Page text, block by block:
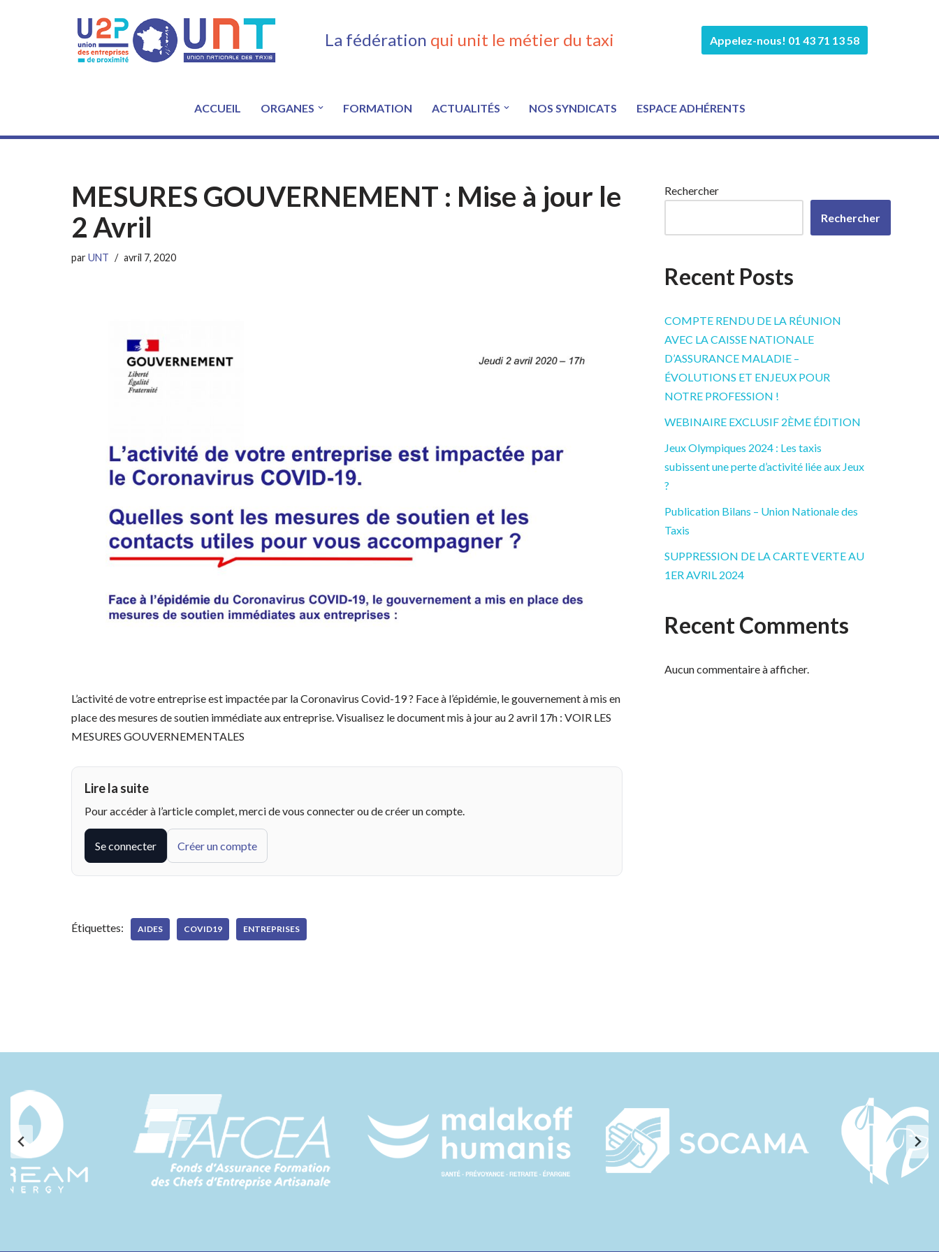
La fédération qui unit le métier du taxi Appelez-nous! 01 43 71 13 58
ACCUEIL ORGANES FORMATION ACTUALITÉS NOS SYNDICATS ESPACE ADHÉRENTS
MESURES GOUVERNEMENT : Mise à jour le
2 Avril
parUNT avril 7, 2020
L’activité de votre entreprise est impactée par la Coronavirus Covid-19 ? Face à l’épidémie, le gouvernement à mis en
place des mesures de soutien immédiate aux entreprise. Visualisez le document mis à jour au 2 avril 17h : VOIR LES
MESURES GOUVERNEMENTALES
Lire la suite
Pour accéder à l’article complet, merci de vous connecter ou de créer un compte.
Se connecter Créer un compte
Étiquettes: AIDES COVID19 ENTREPRISES
Rechercher
Rechercher
Recent Posts
COMPTE RENDU DE LA RÉUNION
AVEC LA CAISSE NATIONALE
D’ASSURANCE MALADIE –
ÉVOLUTIONS ET ENJEUX POUR
NOTRE PROFESSION !
WEBINAIRE EXCLUSIF 2ÈME ÉDITION
Jeux Olympiques 2024 : Les taxis
subissent une perte d’activité liée aux Jeux
?
Publication Bilans – Union Nationale des
Taxis
SUPPRESSION DE LA CARTE VERTE AU
1ER AVRIL 2024
Recent Comments
Aucun commentaire à afficher.